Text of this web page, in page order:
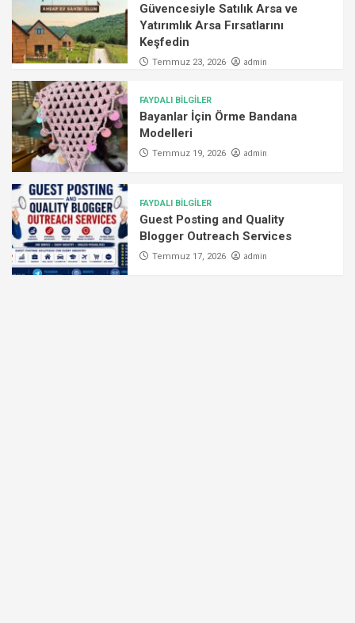
Güvencesiyle Satılık Arsa ve
Yatırımlık Arsa Fırsatlarını
Keşfedin
Temmuz 23, 2026 admin
FAYDALI BİLGİLER
Bayanlar İçin Örme Bandana
Modelleri
Temmuz 19, 2026 admin
FAYDALI BİLGİLER
Guest Posting and Quality
Blogger Outreach Services
Temmuz 17, 2026 admin